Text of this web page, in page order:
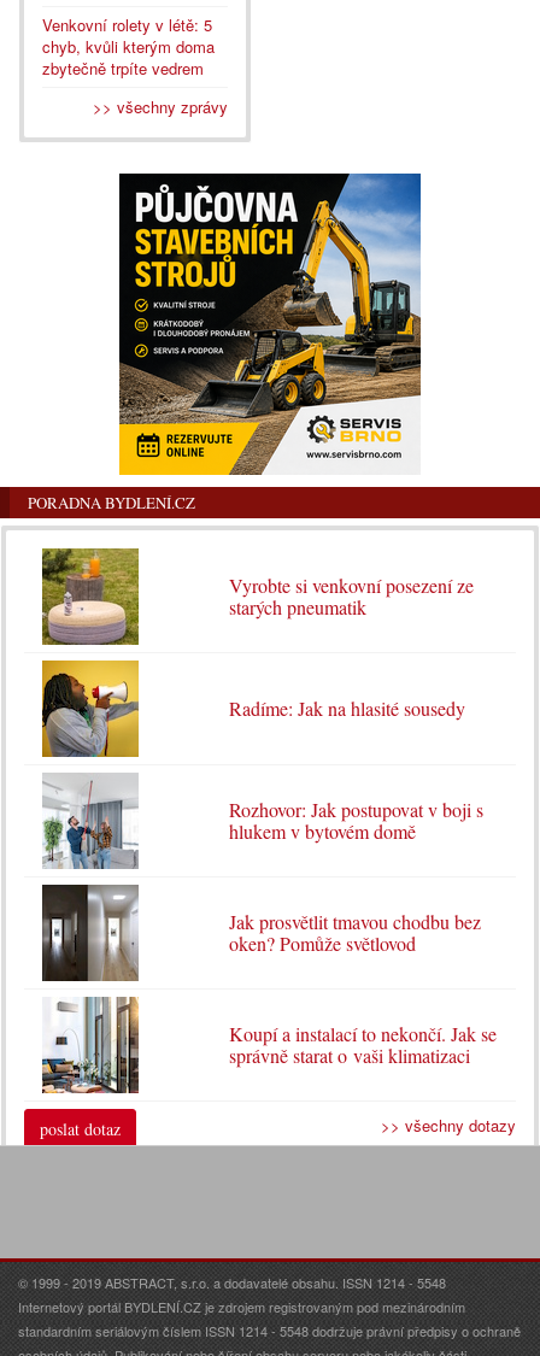
Venkovní rolety v létě: 5
chyb, kvůli kterým doma
zbytečně trpíte vedrem
>> všechny zprávy
PORADNA BYDLENÍ.CZ
Vyrobte si venkovní posezení ze
starých pneumatik
Radíme: Jak na hlasité sousedy
Rozhovor: Jak postupovat v boji s
hlukem v bytovém domě
Jak prosvětlit tmavou chodbu bez
oken? Pomůže světlovod
Koupí a instalací to nekončí. Jak se
správně starat o vaši klimatizaci
poslat dotaz >> všechny dotazy
© 1999 - 2019 ABSTRACT, s.r.o. a dodavatelé obsahu. ISSN 1214 - 5548
Internetový portál BYDLENÍ.CZ je zdrojem registrovaným pod mezinárodním
standardním seriálovým číslem ISSN 1214 - 5548 dodržuje právní předpisy o ochraně